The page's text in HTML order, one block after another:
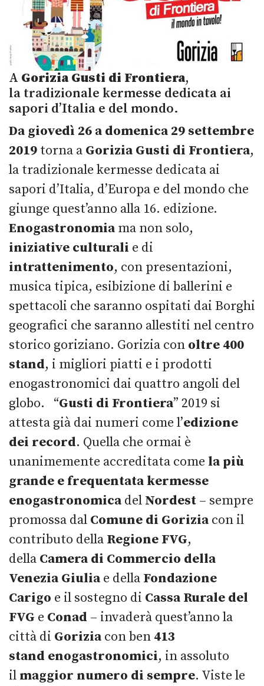
A Gorizia Gusti di Frontiera,
la tradizionale kermesse dedicata ai
sapori d’Italia e del mondo.
Da giovedì 26 a domenica 29 settembre
2019 torna a Gorizia Gusti di Frontiera,
la tradizionale kermesse dedicata ai
sapori d’Italia, d’Europa e del mondo che
giunge quest’anno alla 16. edizione.
Enogastronomiama non solo,
iniziative culturali e di
intrattenimento, con presentazioni,
musica tipica, esibizione di ballerini e
spettacoli che saranno ospitati dai Borghi
geografici che saranno allestiti nel centro
storico goriziano. Gorizia con oltre 400
stand, i migliori piatti e i prodotti
enogastronomici dai quattro angoli del
globo. “Gusti di Frontiera” 2019 si
attesta già dai numeri come l’edizione
dei record. Quella che ormai è
unanimemente accreditata come la più
grande e frequentata kermesse
enogastronomicadel Nordest – sempre
promossa dal Comune di Goriziacon il
contributo della Regione FVG,
della Camera di Commercio della
Venezia Giuliae della Fondazione
Carigo e il sostegno di Cassa Rurale del
FVG e Conad – invaderà quest’anno la
città di Goriziacon ben 413
stand enogastronomici, in assoluto
il maggior numero di sempre. Viste le